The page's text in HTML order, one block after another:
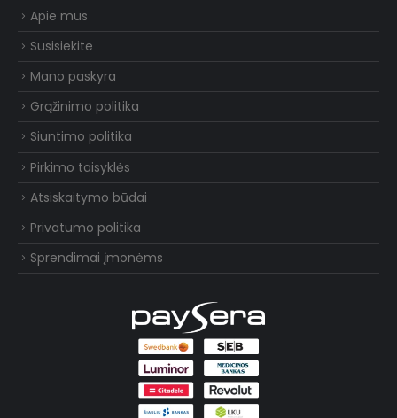
Apie mus
Susisiekite
Mano paskyra
Grąžinimo politika
Siuntimo politika
Pirkimo taisyklės
Atsiskaitymo būdai
Privatumo politika
Sprendimai įmonėms